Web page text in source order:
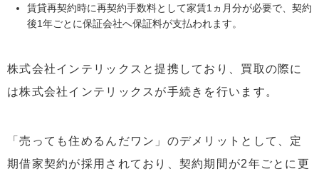
賃貸再契約時に再契約手数料として家賃1ヵ月分が必要で、契約
後1年ごとに保証会社へ保証料が支払われます。
株式会社インテリックスと提携しており、買取の際に
は株式会社インテリックスが手続きを行います。
「売っても住めるんだワン」のデメリットとして、定
期借家契約が採用されており、契約期間が2年ごとに更